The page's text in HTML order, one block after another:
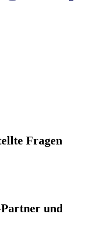
Fragen
und